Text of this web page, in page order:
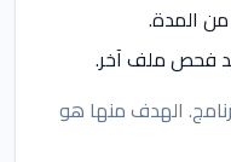
المدة.
فحص ملف آخر.
الهدف منها هو